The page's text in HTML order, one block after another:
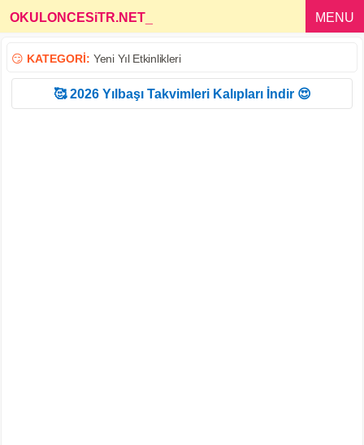
OKULONCESiTR.NET MENU
😏 KATEGORİ: Yeni Yıl Etkinlikleri
🥰 2026 Yılbaşı Takvimleri Kalıpları İndir 😍